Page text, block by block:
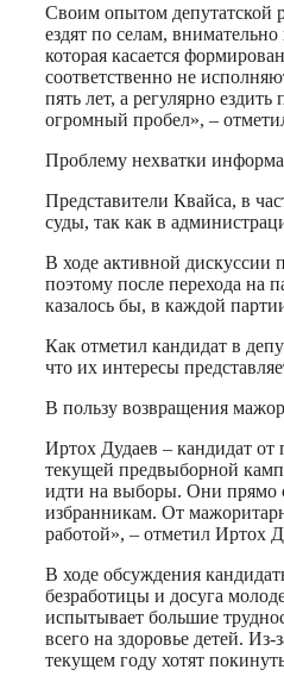
Своим опытом депутатской
ездят по селам,
которая касается
соответственно не
пять лет, а регулярно
огромный пробел», –
Проблему нехватки
Представители Квайса, в
суды, так как в
В ходе активной дискуссии
поэтому после перехода на
казалось бы, в каждой
Как отметил кандидат в
что их интересы
В пользу возвращения
Иртох Дудаев – кандидат от
текущей предвыборной
идти на выборы. Они прямо
избранникам. От
работой», – отметил Иртох
В ходе обсуждения
безработицы и досуга
испытывает большие
всего на здоровье детей.
текущем году хотят